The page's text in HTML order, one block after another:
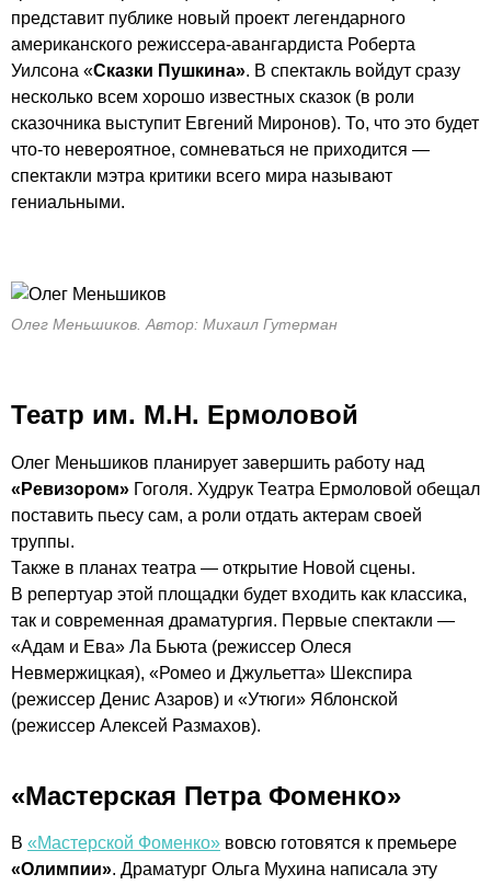
представит публике новый проект легендарного
американского режиссера-авангардиста Роберта
Уилсона «Сказки Пушкина». В спектакль войдут сразу
несколько всем хорошо известных сказок (в роли
сказочника выступит Евгений Миронов). То, что это будет
что-то невероятное, сомневаться не приходится —
спектакли мэтра критики всего мира называют
гениальными.
Олег Меньшиков. Автор: Михаил Гутерман
Театр им. М.Н. Ермоловой
Олег Меньшиков планирует завершить работу над
«Ревизором» Гоголя. Худрук Театра Ермоловой обещал
поставить пьесу сам, а роли отдать актерам своей
труппы.
Также в планах театра — открытие Новой сцены.
В репертуар этой площадки будет входить как классика,
так и современная драматургия. Первые спектакли —
«Адам и Ева» Ла Бьюта (режиссер Олеся
Невмержицкая), «Ромео и Джульетта» Шекспира
(режиссер Денис Азаров) и «Утюги» Яблонской
(режиссер Алексей Размахов).
«Мастерская Петра Фоменко»
В «Мастерской Фоменко» вовсю готовятся к премьере
«Олимпии». Драматург Ольга Мухина написала эту